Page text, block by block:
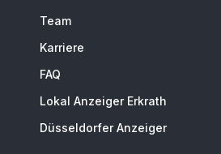
Team
Karriere
FAQ
Lokal Anzeiger Erkrath
Düsseldorfer Anzeiger